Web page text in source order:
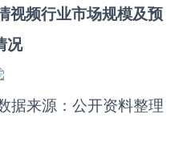
频行业市场规模及预
况
据来源：公开资料整理